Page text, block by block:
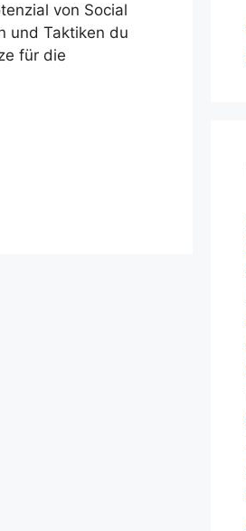
von Social
und Taktiken du
für die